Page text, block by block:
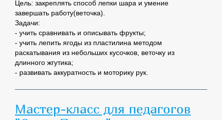
Цель: закреплять способ лепки шара и умение
завершать работу(веточка).
Задачи:
- учить сравнивать и описывать фрукты;
- учить лепить ягоды из пластилина методом
раскатывания из небольших кусочков, веточку из
длинного жгутика;
- развивать аккуратность и моторику рук.
Мастер-класс для педагогов